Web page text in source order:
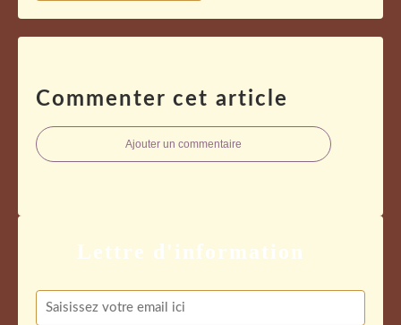
Commenter cet article
Ajouter un commentaire